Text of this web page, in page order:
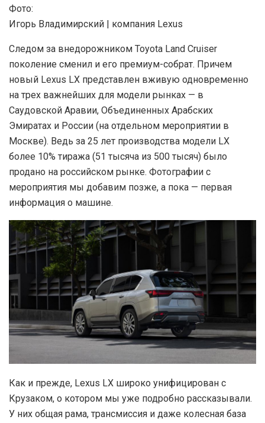
Фото:
Игорь Владимирский | компания Lexus
Следом за внедорожником Toyota Land Cruiser
поколение сменил и его премиум-собрат. Причем
новый Lexus LX представлен вживую одновременно
на трех важнейших для модели рынках — в
Саудовской Аравии, Объединенных Арабских
Эмиратах и России (на отдельном мероприятии в
Москве). Ведь за 25 лет производства модели LX
более 10% тиража (51 тысяча из 500 тысяч) было
продано на российском рынке. Фотографии с
мероприятия мы добавим позже, а пока — первая
информация о машине.
Как и прежде, Lexus LX широко унифицирован с
Крузаком, о котором мы уже подробно рассказывали.
У них общая рама, трансмиссия и даже колесная база